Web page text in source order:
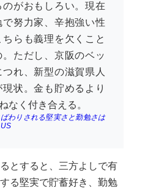
がおもしろい。現在
努力家、辛抱強い性
らも義理を欠くこと
ただし、京阪のベッ
れ、新型の滋賀県人
状。金も貯めるより
なく付き合える。
わりされる堅実さと勤勉さは
とすると、三方よしで有
る堅実で貯蓄好き、勤勉